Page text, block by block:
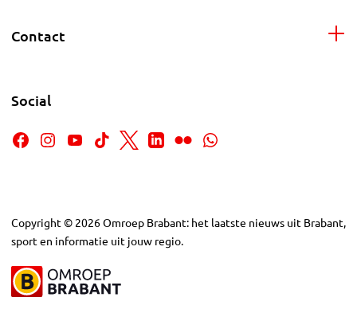
Contact
Social
Copyright © 2026Omroep Brabant: het laatste nieuws uit Brabant,
sport en informatie uit jouw regio.